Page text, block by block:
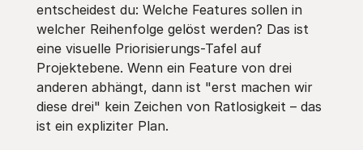
entscheidest du: Welche Features sollen in
welcher Reihenfolge gelöst werden? Das ist
eine visuelle Priorisierungs-Tafel auf
Projektebene. Wenn ein Feature von drei
anderen abhängt, dann ist "erst machen wir
diese drei" kein Zeichen von Ratlosigkeit – das
ist ein expliziter Plan.